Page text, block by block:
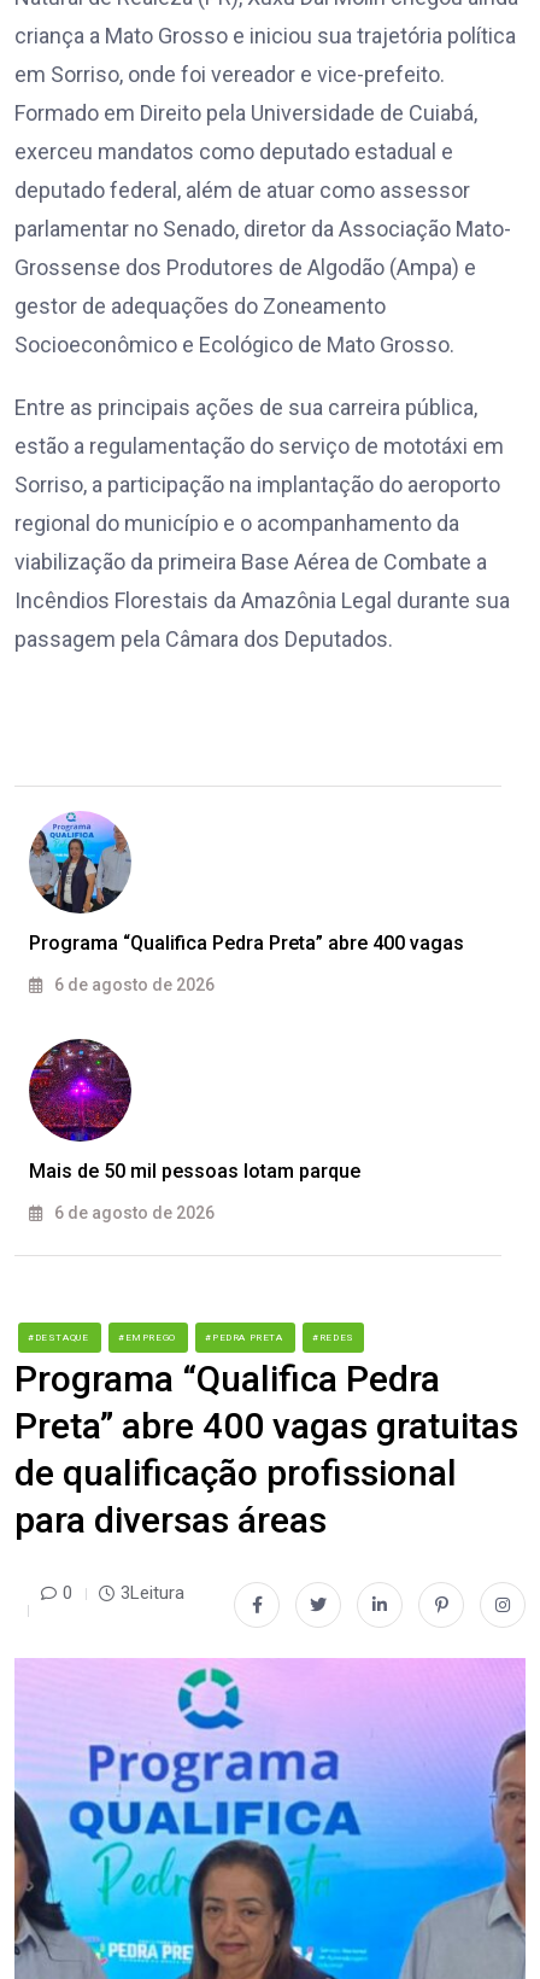
criança a Mato Grosso e iniciou sua trajetória política
em Sorriso, onde foi vereador e vice-prefeito.
Formado em Direito pela Universidade de Cuiabá,
exerceu mandatos como deputado estadual e
deputado federal, além de atuar como assessor
parlamentar no Senado, diretor da Associação Mato-
Grossense dos Produtores de Algodão (Ampa) e
gestor de adequações do Zoneamento
Socioeconômico e Ecológico de Mato Grosso.
Entre as principais ações de sua carreira pública,
estão a regulamentação do serviço de mototáxi em
Sorriso, a participação na implantação do aeroporto
regional do município e o acompanhamento da
viabilização da primeira Base Aérea de Combate a
Incêndios Florestais da Amazônia Legal durante sua
passagem pela Câmara dos Deputados.
Programa “Qualifica Pedra Preta” abre 400 vagas
6 de agosto de 2026
Mais de 50 mil pessoas lotam parque
6 de agosto de 2026
#DESTAQUE #EMPREGO #PEDRA PRETA #REDES
Programa “Qualifica Pedra
Preta” abre 400 vagas gratuitas
de qualificação profissional
para diversas áreas
0 3Leitura